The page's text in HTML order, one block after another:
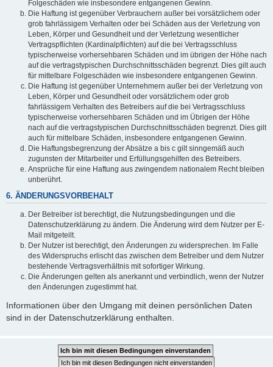
Folgeschäden wie insbesondere entgangenen Gewinn.
Die Haftung ist gegenüber Verbrauchern außer bei vorsätzlichem oder
grob fahrlässigem Verhalten oder bei Schäden aus der Verletzung von
Leben, Körper und Gesundheit und der Verletzung wesentlicher
Vertragspflichten (Kardinalpflichten) auf die bei Vertragsschluss
typischerweise vorhersehbaren Schäden und im übrigen der Höhe nach
auf die vertragstypischen Durchschnittsschäden begrenzt. Dies gilt auch
für mittelbare Folgeschäden wie insbesondere entgangenen Gewinn.
Die Haftung ist gegenüber Unternehmern außer bei der Verletzung von
Leben, Körper und Gesundheit oder vorsätzlichem oder grob
fahrlässigem Verhalten des Betreibers auf die bei Vertragsschluss
typischerweise vorhersehbaren Schäden und im Übrigen der Höhe
nach auf die vertragstypischen Durchschnittsschäden begrenzt. Dies gilt
auch für mittelbare Schäden, insbesondere entgangenen Gewinn.
Die Haftungsbegrenzung der Absätze a bis c gilt sinngemäß auch
zugunsten der Mitarbeiter und Erfüllungsgehilfen des Betreibers.
Ansprüche für eine Haftung aus zwingendem nationalem Recht bleiben
unberührt.
6. ÄNDERUNGSVORBEHALT
Der Betreiber ist berechtigt, die Nutzungsbedingungen und die
Datenschutzerklärung zu ändern. Die Änderung wird dem Nutzer per E-
Mail mitgeteilt.
Der Nutzer ist berechtigt, den Änderungen zu widersprechen. Im Falle
des Widerspruchs erlischt das zwischen dem Betreiber und dem Nutzer
bestehende Vertragsverhältnis mit sofortiger Wirkung.
Die Änderungen gelten als anerkannt und verbindlich, wenn der Nutzer
den Änderungen zugestimmt hat.
Informationen über den Umgang mit deinen persönlichen Daten
sind in der Datenschutzerklärung enthalten.